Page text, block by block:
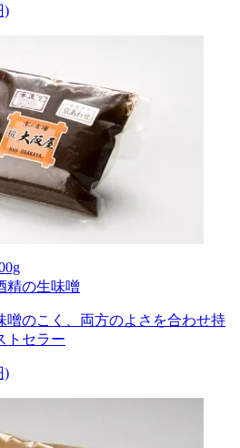
)
精の生味噌
噌のこく、両方のよさを合わせ持
トセラー
)